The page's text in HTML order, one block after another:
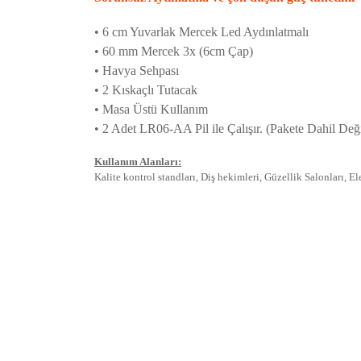
• 6 cm Yuvarlak Mercek Led Aydınlatmalı
• 60 mm Mercek 3x (6cm Çap)
• Havya Sehpası
• 2 Kıskaçlı Tutacak
• Masa Üstü Kullanım
• 2 Adet LR06-AA Pil ile Çalışır. (Pakete Dahil
Kullanım Alanları:
Kalite kontrol standları, Diş hekimleri, Güzellik Salonları,
başka bir müşteri tarafından satın alınamayacak